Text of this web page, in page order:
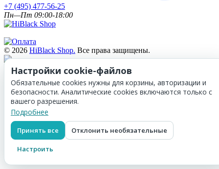
+7 (495) 477-56-25
Пн—Пт 09:00-18:00
© 2026 HiBlack Shop. Все права защищены.
Настройки cookie-файлов
Обязательные cookies нужны для корзины, авторизации и
безопасности. Аналитические cookies включаются только с
вашего разрешения.
Подробнее
Принять все Отклонить необязательные
Настроить